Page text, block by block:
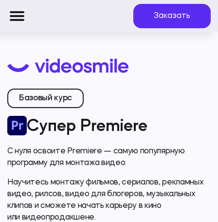
Заказать
Базовый курс
Супер Premiere
С нуля освоите Premiere — самую популярную
программу для монтажа видео.
Научитесь монтажу фильмов, сериалов, рекламных
видео, рилсов, видео для блогеров, музыкальных
клипов и сможете начать карьеру в кино
или видеопродакшене.